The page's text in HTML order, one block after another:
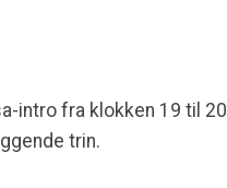
intro fra klokken 19 til
trin.